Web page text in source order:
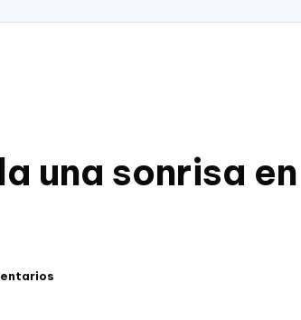
una sonrisa en